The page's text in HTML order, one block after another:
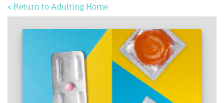
< Return to Adulting Home